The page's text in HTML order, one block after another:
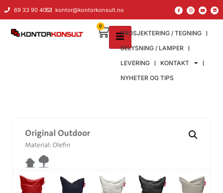
69 33 90 40 kontor@kontorkonsult.no
PROSJEKTERING / TEGNING
BELYSNING / LAMPER
LEVERING
KONTAKT
NYHETER OG TIPS
0